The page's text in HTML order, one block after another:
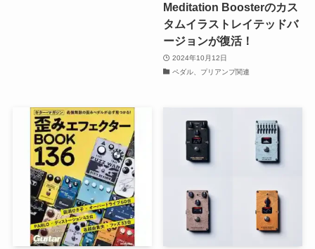
Meditation Boosterのカス
タムイラストレイテッドバ
ージョンが復活！
2024年10月12日
ペダル、プリアンプ関連